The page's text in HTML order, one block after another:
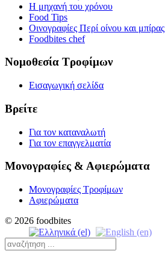
Η μηχανή του χρόνου
Food Tips
Οινογραφίες Περί οίνου και μπίρας
Foodbites chef
Νομοθεσία Τροφίμων
Εισαγωγική σελίδα
Βρείτε
Για τον καταναλωτή
Για τον επαγγελματία
Μονογραφίες & Αφιερώματα
Μονογραφίες Τροφίμων
Αφιερώματα
© 2026 foodbites